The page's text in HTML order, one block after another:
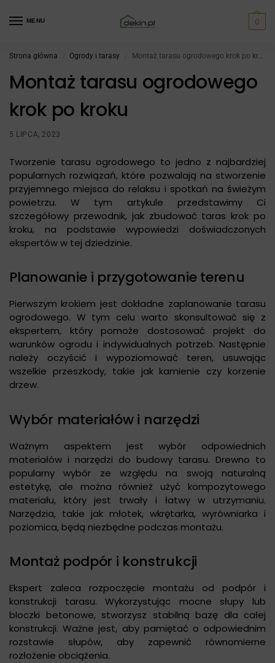
MENU 0
Strona główna Ogrody i tarasy Montaż tarasu ogrodowego krok po kroku
Montaż tarasu ogrodowego
krok po kroku
5 LIPCA, 2023
Tworzenie tarasu ogrodowego to jedno z najbardziej
popularnych rozwiązań, które pozwalają na stworzenie
przyjemnego miejsca do relaksu i spotkań na świeżym
powietrzu. W tym artykule przedstawimy Ci
szczegółowy przewodnik, jak zbudować taras krok po
kroku, na podstawie wypowiedzi doświadczonych
ekspertów w tej dziedzinie.
Planowanie i przygotowanie terenu
Pierwszym krokiem jest dokładne zaplanowanie tarasu
ogrodowego. W tym celu warto skonsultować się z
ekspertem, który pomoże dostosować projekt do
warunków ogrodu i indywidualnych potrzeb. Następnie
należy oczyścić i wypoziomować teren, usuwając
wszelkie przeszkody, takie jak kamienie czy korzenie
drzew.
Wybór materiałów i narzędzi
Ważnym aspektem jest wybór odpowiednich
materiałów i narzędzi do budowy tarasu. Drewno to
popularny wybór ze względu na swoją naturalną
estetykę, ale można również użyć kompozytowego
materiału, który jest trwały i łatwy w utrzymaniu.
Narzędzia, takie jak młotek, wkrętarka, wyrówniarka i
poziomica, będą niezbędne podczas montażu.
Montaż podpór i konstrukcji
Ekspert zaleca rozpoczęcie montażu od podpór i
konstrukcji tarasu. Wykorzystując mocne słupy lub
bloczki betonowe, stworzysz stabilną bazę dla całej
konstrukcji. Ważne jest, aby pamiętać o odpowiednim
rozstawie słupów, aby zapewnić równomierne
rozłożenie obciążenia.